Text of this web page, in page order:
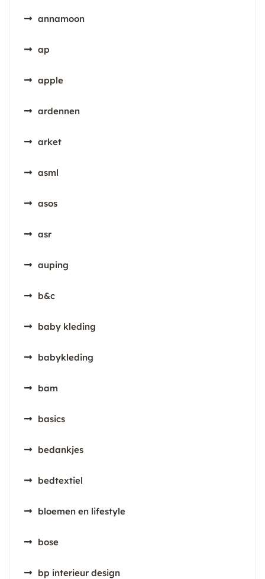
annamoon
ap
apple
ardennen
arket
asml
asos
asr
auping
b&c
baby kleding
babykleding
bam
basics
bedankjes
bedtextiel
bloemen en lifestyle
bose
bp interieur design